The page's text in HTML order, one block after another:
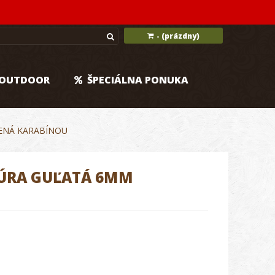
- (prázdny)
ŠPECIÁLNA PONUKA
KARABÍNOU
GUĽATÁ 6MM